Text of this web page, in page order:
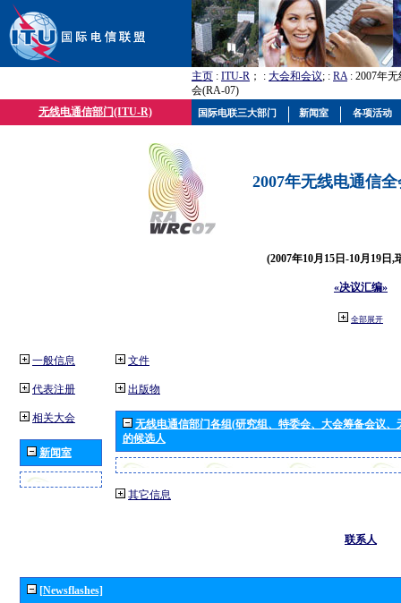
主页 : ITU-R ； : 大会和会议; : RA: 2007年
会(RA-07)
无线电通信部门(ITU-R)
2007年无线电通信
(2007年10月15日-10月19日,
«决议汇编»
全部展开
一般信息
代表注册
相关大会
新闻室
文件
出版物
无线电通信部门各组(研究组、特委会、大会筹备会议
的候选人
其它信息
联系人
[Newsflashes]
国际电联三大部门 新闻室 各项活动